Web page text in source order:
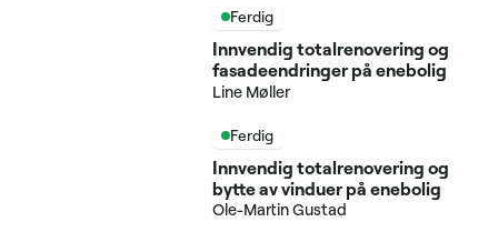
Ferdig
Innvendig totalrenovering og
fasadeendringer på enebolig
Line Møller
Ferdig
Innvendig totalrenovering og
bytte av vinduer på enebolig
Ole-Martin Gustad